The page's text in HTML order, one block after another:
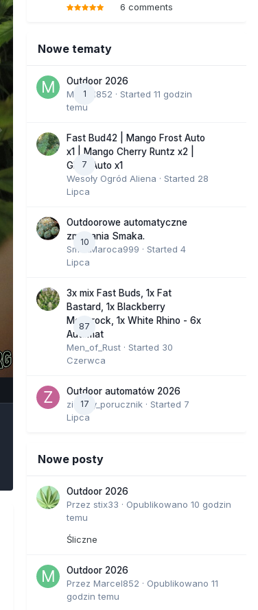
6 comments
Nowe tematy
1
Outdoor 2026
Marcel852 · Started 11 godzin
temu
7
Fast Bud42 | Mango Frost Auto
x1 | Mango Cherry Runtz x2 |
GMO Auto x1
Wesoły Ogród Aliena · Started 28
Lipca
10
Outdoorowe automatyczne
zmagania Smaka.
SmakMaroca999 · Started 4
Lipca
87
3x mix Fast Buds, 1x Fat
Bastard, 1x Blackberry
Moonrock, 1x White Rhino - 6x
Automat
Men_of_Rust · Started 30
Czerwca
17
Outdoor automatów 2026
zielony_porucznik · Started 7
Lipca
Nowe posty
Outdoor 2026
Przez stix33 · Opublikowano 10 godzin
temu
Śliczne
Outdoor 2026
Przez Marcel852 · Opublikowano 11
godzin temu